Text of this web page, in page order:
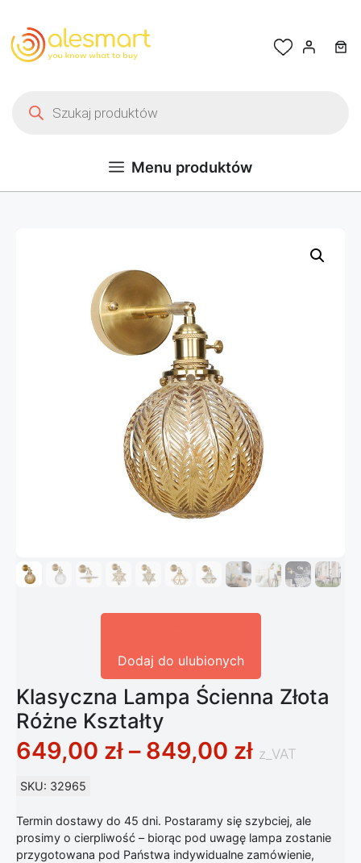
Menu produktów
Dodaj do ulubionych
Klasyczna Lampa Ścienna Złota
Różne Kształty
649,00 zł – 849,00 złZakres
z_VAT
SKU: 32965
Termin dostawy do 45 dni. Postaramy się szybciej, ale
prosimy o cierpliwość – biorąc pod uwagę lampa zostanie
przygotowana pod Państwa indywidualne zamówienie,